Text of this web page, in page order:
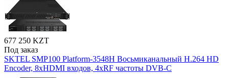
677 250 KZT
Под заказ
SKTEL SMP100 Platform-3548H Восьмиканальный H.264 HD
Encoder, 8xHDMI входов, 4xRF частоты DVB-C